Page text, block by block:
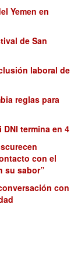
Yemen en
de San
laboral de
reglas para
termina en 4
con el
su sabor”
con